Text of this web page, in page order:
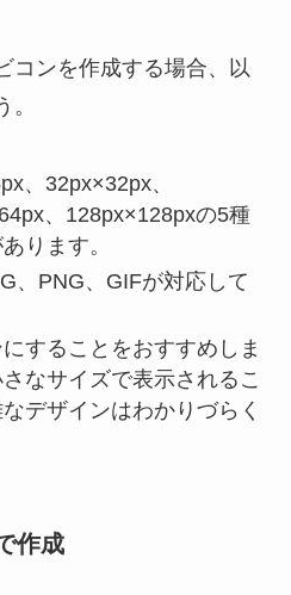
コンを作成する場合、以
、32px×32px、
、128px×128pxの5種
ります。
、PNG、GIFが対応して
することをおすすめしま
なサイズで表示されるこ
デザインはわかりづらく
作成